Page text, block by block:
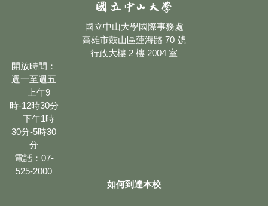
國立中山大學國際事務處
高雄市鼓山區蓮海路 70 號
行政大樓 2 樓 2004 室
開放時間：
週一至週五
上午9
時-12時30分
下午1時
30分-5時30
分
電話：07-
525-2000
如何到達本校